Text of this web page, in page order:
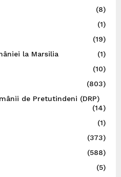
(8)
(1)
(19)
la Marsilia
(1)
(10)
(803)
de Pretutindeni (DRP)
(14)
(1)
(373)
(588)
(5)